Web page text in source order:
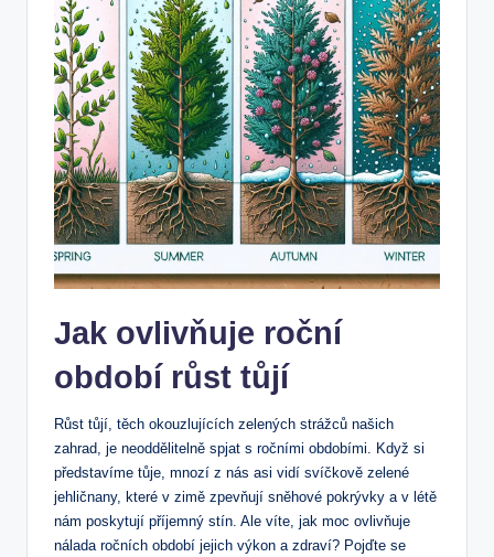
Jak ovlivňuje roční
období růst tůjí
Růst tůjí, těch okouzlujících zelených strážců našich
zahrad, je neoddělitelně spjat s ročními obdobími. Když si
představíme tůje, mnozí z nás asi vidí svíčkově zelené
jehličnany, které v zimě zpevňují sněhové pokrývky a v létě
nám poskytují příjemný stín. Ale víte, jak moc ovlivňuje
nálada ročních období jejich výkon a zdraví? Pojďte se